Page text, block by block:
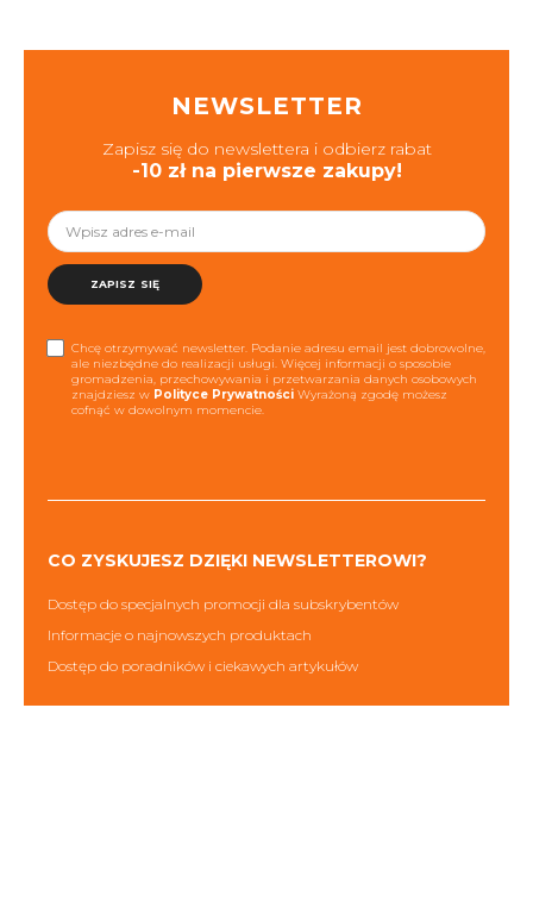
NEWSLETTER
Zapisz się do newslettera i odbierz rabat
-10 zł na pierwsze zakupy!
ZAPISZ SIĘ
Chcę otrzymywać newsletter. Podanie adresu email jest dobrowolne,
ale niezbędne do realizacji usługi. Więcej informacji o sposobie
gromadzenia, przechowywania i przetwarzania danych osobowych
znajdziesz w Polityce Prywatności Wyrażoną zgodę możesz
cofnąć w dowolnym momencie.
CO ZYSKUJESZ DZIĘKI NEWSLETTEROWI?
Dostęp do specjalnych promocji dla subskrybentów
Informacje o najnowszych produktach
Dostęp do poradników i ciekawych artykułów